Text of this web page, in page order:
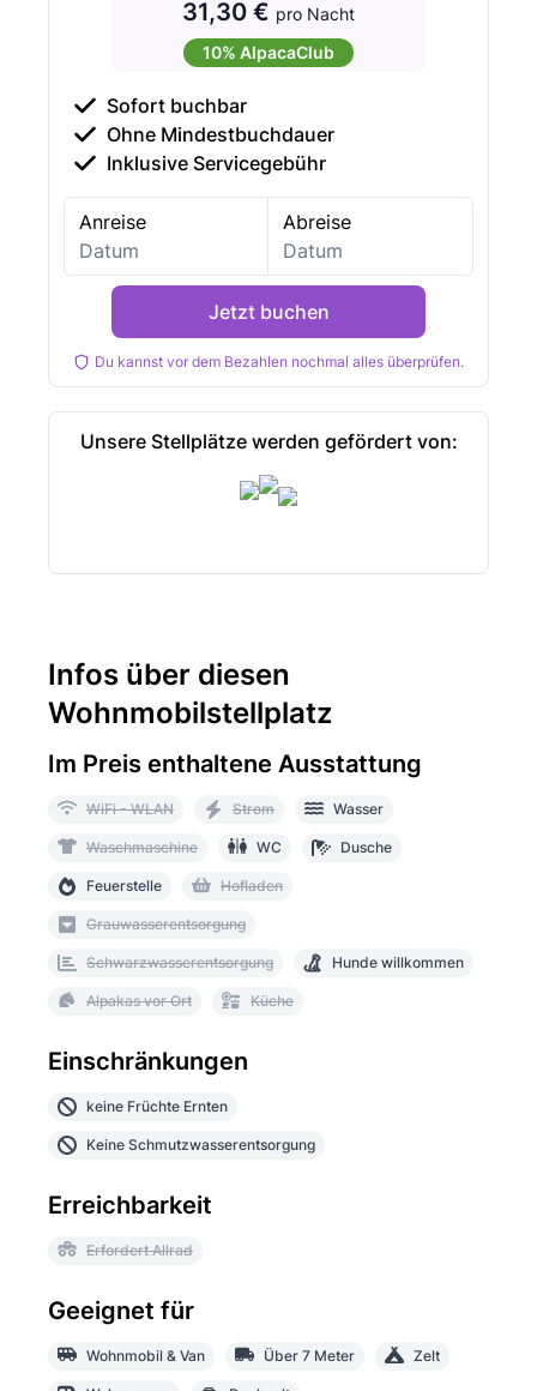
31,30 € pro Nacht
10% AlpacaClub
Sofort buchbar
Ohne Mindestbuchdauer
Inklusive Servicegebühr
Anreise Abreise
Jetzt buchen
Du kannst vor dem Bezahlen nochmal alles überprüfen.
Unsere Stellplätze werden gefördert von:
Infos über diesen
Wohnmobilstellplatz
Im Preis enthaltene Ausstattung
WiFi - WLAN Strom Wasser
Waschmaschine WC Dusche
Feuerstelle Hofladen
Grauwasserentsorgung
Schwarzwasserentsorgung Hunde willkommen
Alpakas vor Ort Küche
Einschränkungen
keine Früchte Ernten
Keine Schmutzwasserentsorgung
Erreichbarkeit
Erfordert Allrad
Geeignet für
Wohnmobil & Van Über 7 Meter Zelt